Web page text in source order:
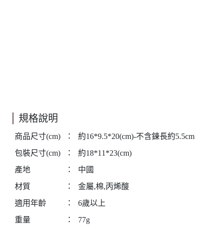
規格說明
商品尺寸(cm) ：
約16*9.5*20(cm)-不含鍊長約5.5cm
包裝尺寸(cm)
：
約18*11*23(cm)
產地
：
中國
材質
：
金屬,棉,丙烯酸
適用年齡
：
6歲以上
重量
： 77g